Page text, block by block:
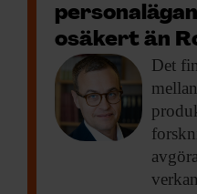
osäkert än
Det